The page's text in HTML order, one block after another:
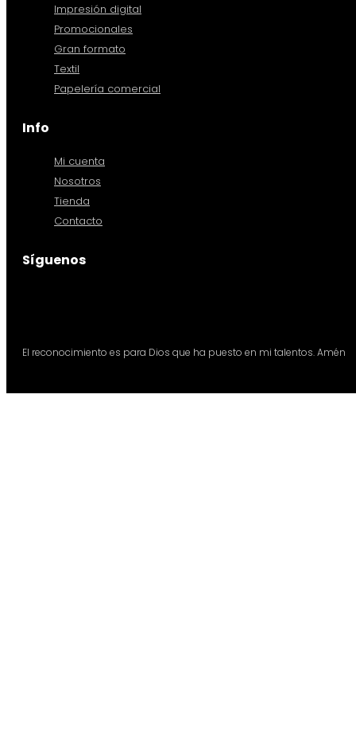
Impresión digital
Promocionales
Gran formato
Textil
Papelería comercial
Info
Mi cuenta
Nosotros
Tienda
Contacto
Síguenos
El reconocimiento es para Dios que ha puesto en mi talentos. Amén